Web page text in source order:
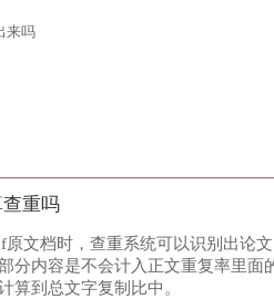
来吗
重吗
文档时，查重系统可以识别出论
分内容是不会计入正文重复率里
算到总文字复制比中。